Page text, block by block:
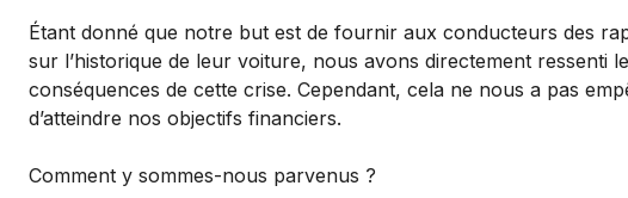
Étant donné que notre but est de fournir aux conducteurs des
sur l’historique de leur voiture, nous avons directement ressenti
conséquences de cette crise. Cependant, cela ne nous a pas
d’atteindre nos objectifs financiers.
Comment y sommes-nous parvenus ?